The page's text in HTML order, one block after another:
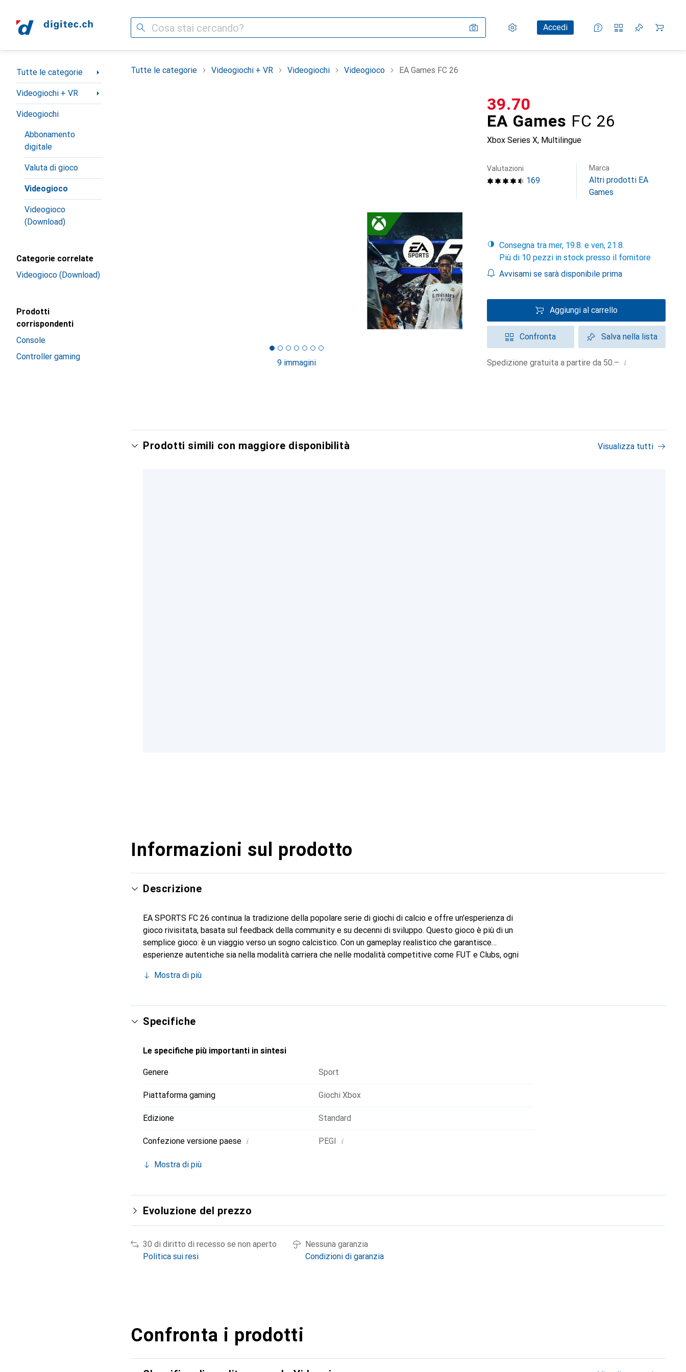
Cerca Impostazioni
Conto clienteAccedi
Liste di confronto
Liste dei desideri
Carrello
Categoria Navigazione
Tutte le categorie
Videogiochi + VR
Videogiochi
Abbonamento
digitale
Valuta di gioco
Videogioco
Videogioco
(Download)
Categorie correlate
Videogioco (Download)
Prodotti
corrispondenti
Console
Controller gaming
Tutte le categorie Videogiochi + VR Videogiochi Videogioco EA Games FC 26
9 immagini
EA Games FC 26
Xbox Series X, Multilingue
CHF
39.70
169
Valutazioni Marca
Altri prodotti EA
Games
Consegna tra mer, 19.8. e ven, 21.8.
Più di 10 pezzi in stock presso il fornitore
Avvisami se sarà disponibile prima
Aggiungi al carrello
Confronta Salva nella lista
Spedizione gratuita a partire da 50.– i
Prodotti simili con maggiore disponibilità Visualizza tutti
Informazioni sul prodotto
Descrizione
EA SPORTS FC 26 continua la tradizione della popolare serie di giochi di calcio e offre un'esperienza di
gioco rivisitata, basata sul feedback della community e su decenni di sviluppo. Questo gioco è più di un
semplice gioco: è un viaggio verso un sogno calcistico. Con un gameplay realistico che garantisce
esperienze autentiche sia nella modalità carriera che nelle modalità competitive come FUT e Clubs, ogni
squadre dei sogni e di mettersi alla prova in tornei emozionanti e eventi dal vivo. La modalità carriera del
club. Che si giochi in singolo o in squadra, EA SPORTS FC 26 offre innumerevoli possibilità per
personalizzare e ampliare la propria esperienza di gioco.
Mostra di più
Specifiche
Le specifiche più importanti in sintesi
Genere Sport
Piattaforma gaming Giochi Xbox
Edizione Standard
Confezione versione paese i PEGI i
Mostra di più
Evoluzione del prezzo
30 di diritto di recesso se non aperto
Politica sui resi
Nessuna garanzia
Condizioni di garanzia
Confronta i prodotti